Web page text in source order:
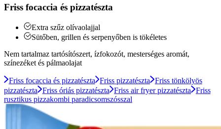
Friss focaccia és pizzatészta
Extra szűz olívaolajjal
Sütőben, grillen és serpenyőben is tökéletes
Nem tartalmaz tartósítószert, ízfokozót, mesterséges aromát,
színezéket és pálmaolajat
Friss focaccia és pizzatészta Friss pizzatészta Friss tönkölyös
pizzatészta
Friss óriás pizzatészta Friss air fryer pizzatészta Friss
rusztikus pizzakombi paradicsomszósszal